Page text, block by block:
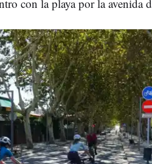
con la playa por la avenida